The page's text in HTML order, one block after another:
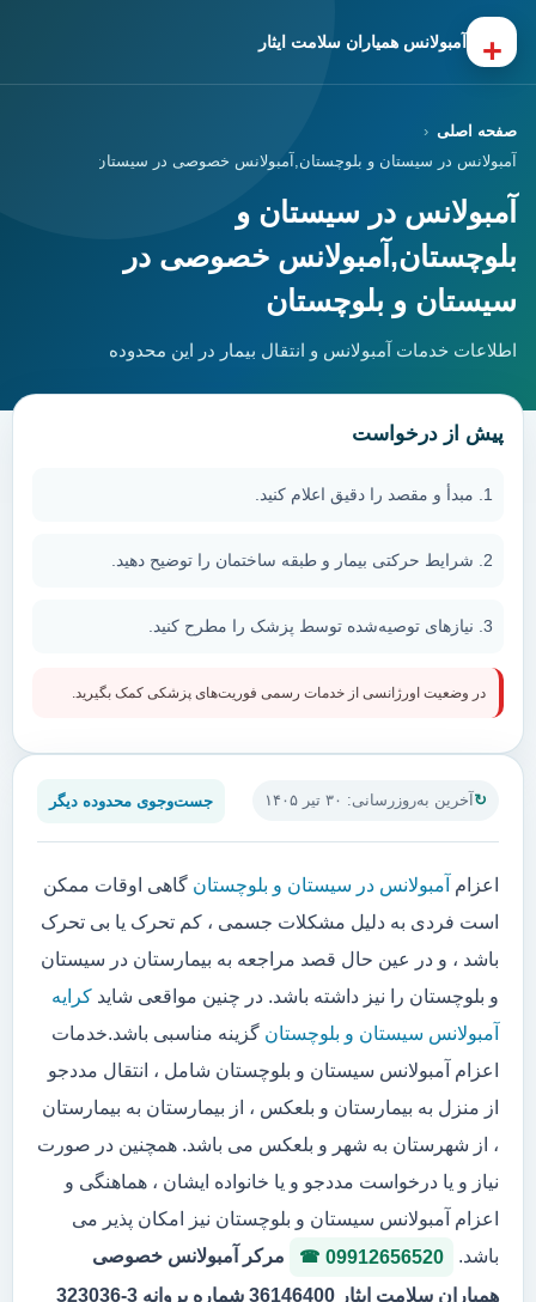
+ آمبولانس همیاران سلامت ایثار
صفحه اصلی
آمبولانس در سیستان و بلوچستان,آمبولانس خصوصی در سیستان و بلوچستان
آمبولانس در سیستان و
بلوچستان,آمبولانس خصوصی در
سیستان و بلوچستان
اطلاعات خدمات آمبولانس و انتقال بیمار در این محدوده
آخرین به‌روزرسانی: ۳۰ تیر ۱۴۰۵ جست‌وجوی محدوده دیگر
اعزام آمبولانس در سیستان و بلوچستان گاهی اوقات ممکن
است فردی به دلیل مشکلات جسمی ، کم تحرک یا بی تحرک
باشد ، و در عین حال قصد مراجعه به بیمارستان در سیستان
و بلوچستان را نیز داشته باشد. در چنین مواقعی شاید کرایه
آمبولانس سیستان و بلوچستان گزینه مناسبی باشد.خدمات
اعزام آمبولانس سیستان و بلوچستان شامل ، انتقال مددجو
از منزل به بیمارستان و بلعکس ، از بیمارستان به بیمارستان
، از شهرستان به شهر و بلعکس می باشد. همچنین در صورت
نیاز و یا درخواست مددجو و یا خانواده ایشان ، هماهنگی و
اعزام آمبولانس سیستان و بلوچستان نیز امکان پذیر می
باشد.
09912656520
مرکر آمبولانس خصوصی
همیاران سلامت ایثار 36146400 شماره پروانه 3-323036
پیش از درخواست
مبدأ و مقصد را دقیق اعلام کنید.
شرایط حرکتی بیمار و طبقه ساختمان را توضیح دهید.
نیازهای توصیه‌شده توسط پزشک را مطرح کنید.
در وضعیت اورژانسی از خدمات رسمی فوریت‌های پزشکی کمک بگیرید.